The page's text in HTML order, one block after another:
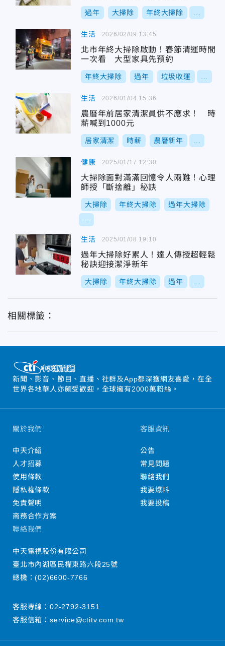
過年 大掃除 年終大掃除
生活
北市年終大掃除啟動！春節清運時間
一次看 大型家具先預約
年終大掃除 過年 垃圾收運
2026/02/09 13:45
生活
農曆年前居家清潔員供不應求！ 時
薪喊到1000元
居家清潔 時薪 農曆新年
2026/01/04 15:36
健康
大掃除面對滿滿回憶令人兩難！心理
師授「斷捨離」秘訣
大掃除 年終大掃除 過年大掃除
2025/01/17 12:30
生活
過年大掃除好累人！達人傳授超輕鬆
秘訣迎接潔淨新年
大掃除 年終大掃除 過年
2025/01/08 19:10
相關標籤：
新聞、影音、節目、直播、社群及App都深獲網友喜愛，在全
世界各地華人亦頗受歡迎，全球擁有2000萬粉絲。
關於我們
中天介紹
人才招募
使用條款
隱私權條款
免責聲明
商務合作方案
客服資訊
公告
常見問題
聯絡我們
我要爆料
我要投稿
聯絡我們
中天電視股份有限公司
臺北市內湖區民權東路六段25號
總機：(02)6600-7766
客服專線： 02-2792-3151
客服信箱： service@ctitv.com.tw